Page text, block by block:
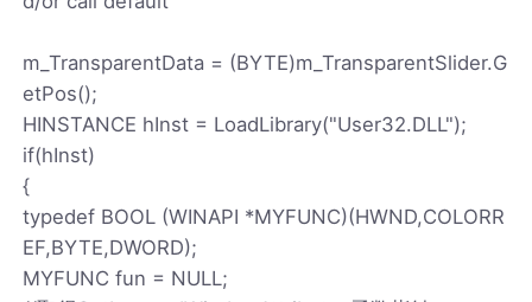
m_TransparentData = (BYTE)m_TransparentSlider.G
etPos();
HINSTANCE hInst = LoadLibrary("User32.DLL");
if(hInst)
{
typedef BOOL (WINAPI *MYFUNC)(HWND,COLORR
EF,BYTE,DWORD);
MYFUNC fun = NULL;